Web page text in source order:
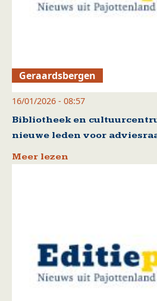
Geraardsbergen
16/01/2026 - 08:57
Bibliotheek en
nieuwe leden voor
Meer lezen